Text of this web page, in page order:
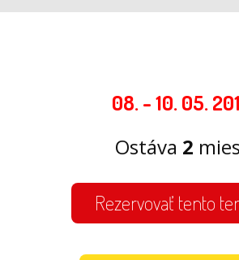
08. - 10. 05.
Ostáva 2
Rezervovať tento